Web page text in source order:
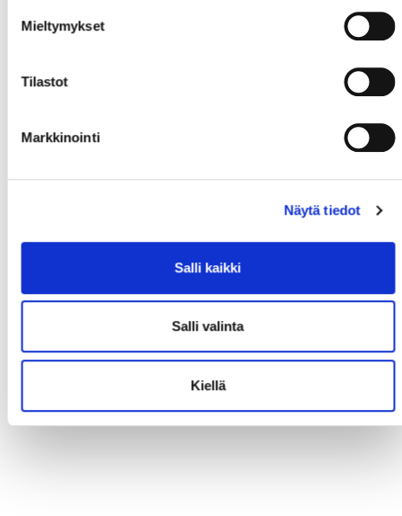
Mieltymykset
Tilastot
Markkinointi
Näytä tiedot
Salli kaikki
Salli valinta
Kiellä